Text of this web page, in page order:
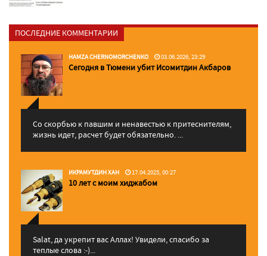
ПОСЛЕДНИЕ КОММЕНТАРИИ
HAMZA CHERNOMORCHENKO 03.06.2026, 23:29
Сегодня в Тюмени убит Исомитдин Акбаров
Со скорбью к павшим и ненавестью к притеснителям,
жизнь идет, расчет будет обязательно. ...
ИКРАМУТДИН ХАН 17.04.2025, 00:27
10 лет с моим хиджабом
Salat, да укрепит вас Аллаx! Увидели, спасибо за
теплые слова :-)...